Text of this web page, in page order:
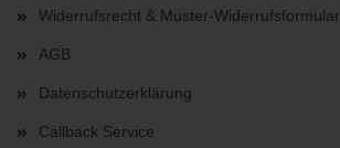
Widerrufsrecht & Muster-Widerrufsformular
AGB
Datenschutzerklärung
Callback Service